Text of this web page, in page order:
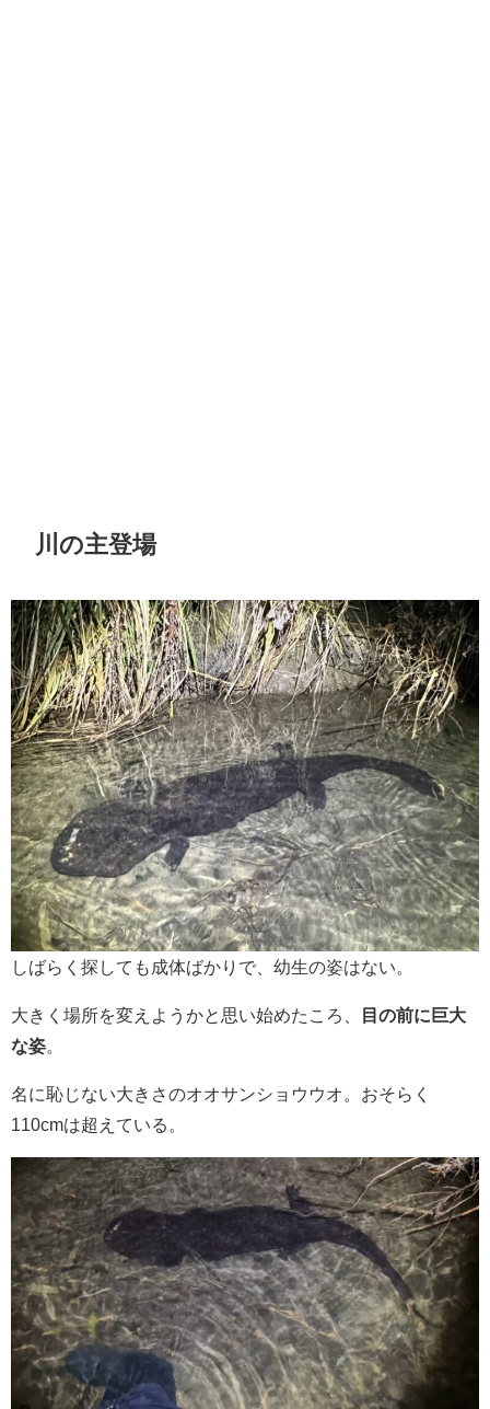
川の主登場
しばらく探しても成体ばかりで、幼生の姿はない。
大きく場所を変えようかと思い始めたころ、
目の前に巨大
な姿
名に恥じない大きさのオオサンショウウオ。おそらく
110cmは超えている。